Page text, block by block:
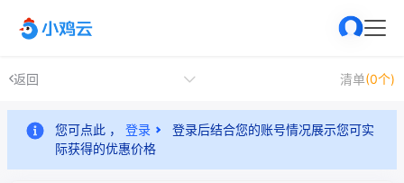
返回 清单(0个)
您可点此 ， 登录
登录后结合您的账号情况展示您可实
际获得的优惠价格